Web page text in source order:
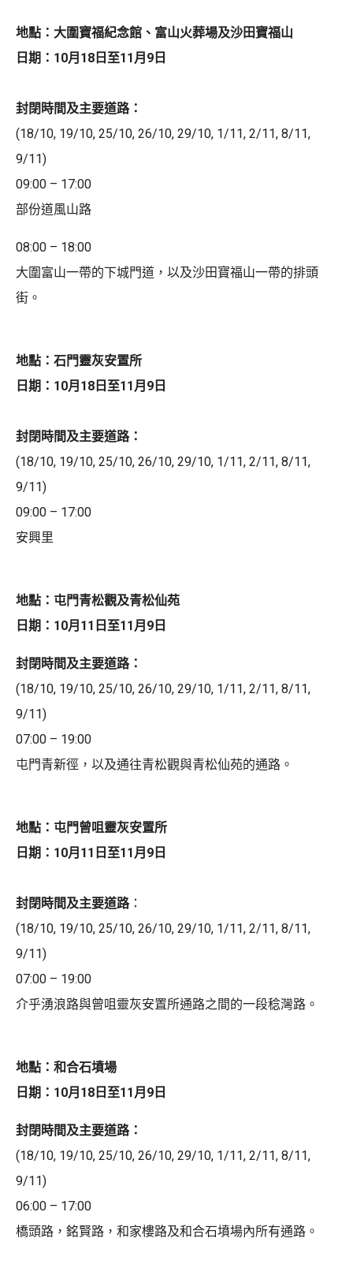
地點：大圍寶福紀念館、富山火葬場及沙田寶福山
日期：10月18日至11月9日
封閉時間及主要道路：
(18/10, 19/10, 25/10, 26/10, 29/10, 1/11, 2/11, 8/11,
9/11)
09:00 – 17:00
部份道風山路
08:00 – 18:00
大圍富山一帶的下城門道，以及沙田寶福山一帶的排頭
街。
地點：石門靈灰安置所
日期：10月18日至11月9日
封閉時間及主要道路：
(18/10, 19/10, 25/10, 26/10, 29/10, 1/11, 2/11, 8/11,
9/11)
09:00 – 17:00
安興里
地點：屯門青松觀及青松仙苑
日期：10月11日至11月9日
封閉時間及主要道路：
(18/10, 19/10, 25/10, 26/10, 29/10, 1/11, 2/11, 8/11,
9/11)
07:00 – 19:00
屯門青新徑，以及通往青松觀與青松仙苑的通路。
地點：屯門曾咀靈灰安置所
日期：10月11日至11月9日
封閉時間及主要道路：
(18/10, 19/10, 25/10, 26/10, 29/10, 1/11, 2/11, 8/11,
9/11)
07:00 – 19:00
介乎湧浪路與曾咀靈灰安置所通路之間的一段稔灣路。
地點：和合石墳場
日期：10月18日至11月9日
封閉時間及主要道路：
(18/10, 19/10, 25/10, 26/10, 29/10, 1/11, 2/11, 8/11,
9/11)
06:00 – 17:00
橋頭路，銘賢路，和家樓路及和合石墳場內所有通路。